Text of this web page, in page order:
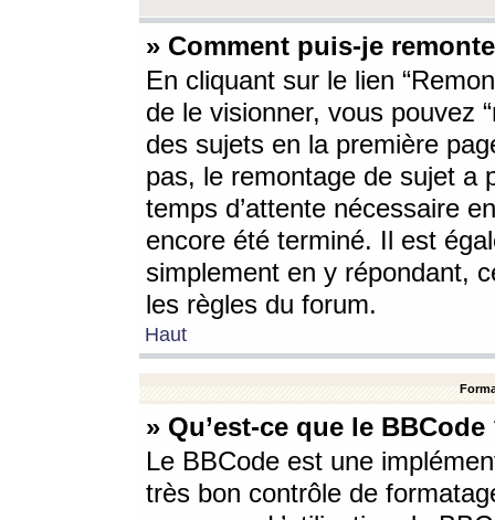
» Comment puis-je
En cliquant sur le lien
de le visionner, vous pouvez
des sujets en la première
pas, le remontage de sujet a
temps d’attente nécessaire
encore été terminé. Il est
simplement en y répondant,
les règles du forum.
Haut
» Qu’est-ce que le BBCode
Le BBCode est une
très bon contrôle de